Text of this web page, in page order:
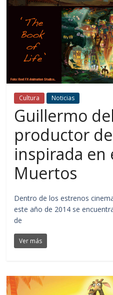
Cultura Noticias
Guillermo
productor
inspirada en
Muertos
Dentro de los estrenos
este año de 2014 se
de
Ver más